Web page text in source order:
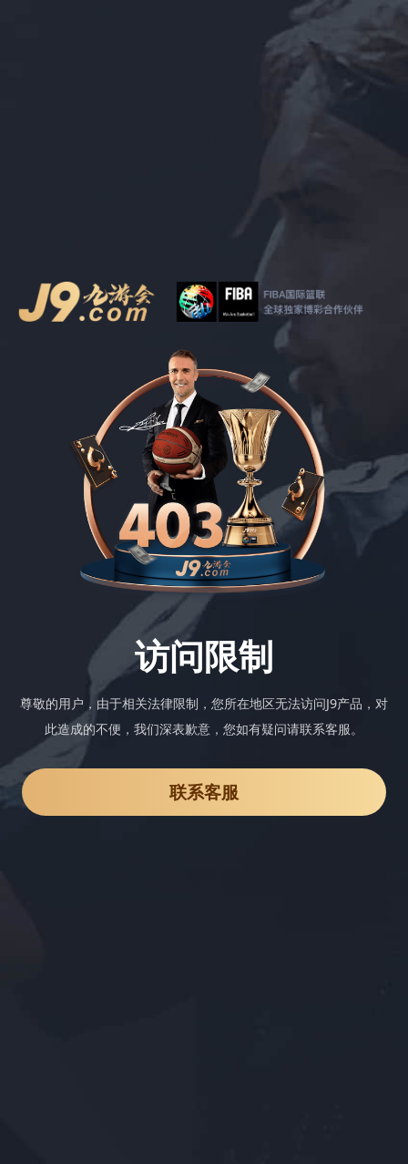
访问限制
尊敬的用户，由于相关法律限制，您所在地区无法访问J9产品，对
此造成的不便，我们深表歉意，您如有疑问请联系客服。
联系客服